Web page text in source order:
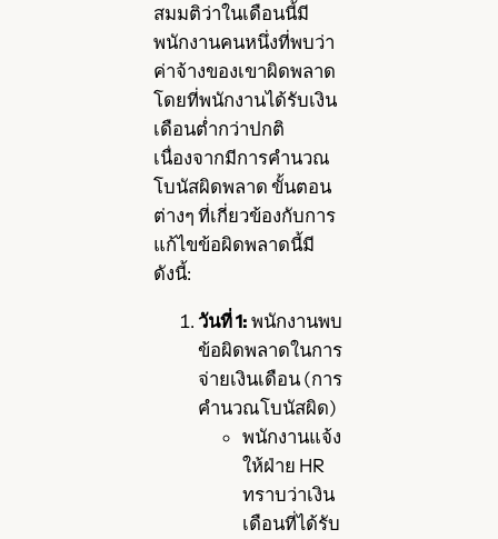
สมมติว่าในเดือนนี้มี
พนักงานคนหนึ่งที่พบว่า
ค่าจ้างของเขาผิดพลาด
โดยที่พนักงานได้รับเงิน
เดือนต่ำกว่าปกติ
เนื่องจากมีการคำนวณ
โบนัสผิดพลาด ขั้นตอน
ต่างๆ ที่เกี่ยวข้องกับการ
แก้ไขข้อผิดพลาดนี้มี
ดังนี้:
วันที่ 1: พนักงานพบ
ข้อผิดพลาดในการ
จ่ายเงินเดือน (การ
คำนวณโบนัสผิด)
พนักงานแจ้ง
ให้ฝ่าย HR
ทราบว่าเงิน
เดือนที่ได้รับ